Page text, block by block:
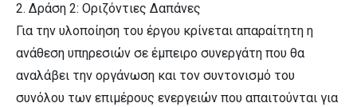
2. Δράση 2: Οριζόντιες Δαπάνες
Για την υλοποίηση του έργου κρίνεται απαραίτητη η
ανάθεση υπηρεσιών σε έμπειρο συνεργάτη που θα
αναλάβει την οργάνωση και τον συντονισμό του
συνόλου των επιμέρους ενεργειών που απαιτούνται για